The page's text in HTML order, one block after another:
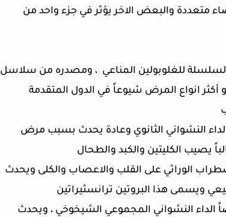
متعددة والبعض الاخر يؤثر في جزء واحد من
السلسلة للغلوبولين المناعي ، ومصدره من سلاسل
أكثر انواع المرض شيوعاً في الدول المتقدمة
النشواني الثانوي وعادة يحدث بسبب مرض
يصيب الكليتين والكبد والطحال
الوراثي على القلب والاعصاب والكلى ويحدث
ويسمى هذا البروتين ترانسثيراتين
الداء النشواني المجموعي الشيخوخي ، ويحدث